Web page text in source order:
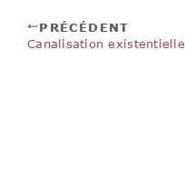
PRÉCÉDENT
Canalisation existentielle